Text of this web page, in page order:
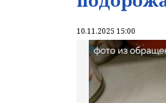
10.11.2025 15:00